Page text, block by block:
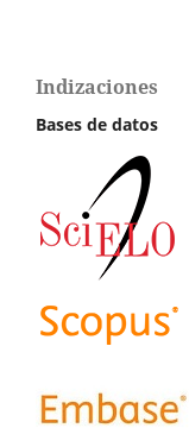
Indizaciones
Bases de datos